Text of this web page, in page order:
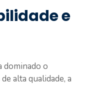
e
dominado o
alta qualidade, a